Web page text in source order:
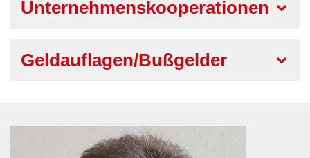
Unternehmenskooperationen
Geldauflagen/Bußgelder